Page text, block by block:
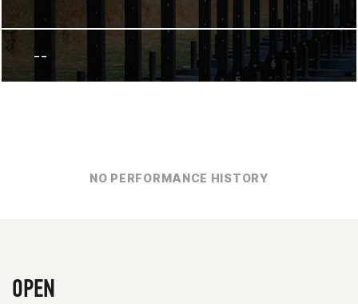
--
NO PERFORMANCE HISTORY
OPEN